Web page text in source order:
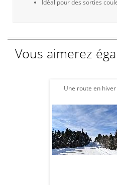
Idéal pour des sorties
Vous aimerez
Une route en hiver